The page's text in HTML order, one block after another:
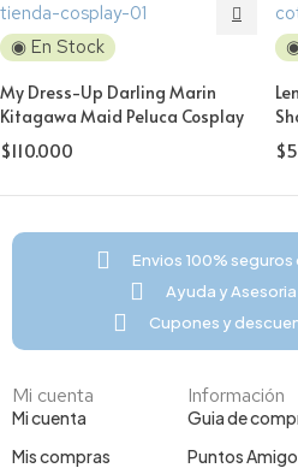
◉ En Stock
My Dress-Up Darling Marin
Kitagawa Maid Peluca Cosplay
$110.000 $
Envios 100%
Ayuda y
Cupones y
Mi cuenta
Mi cuenta
Mis compras
Información
Guia de
Puntos